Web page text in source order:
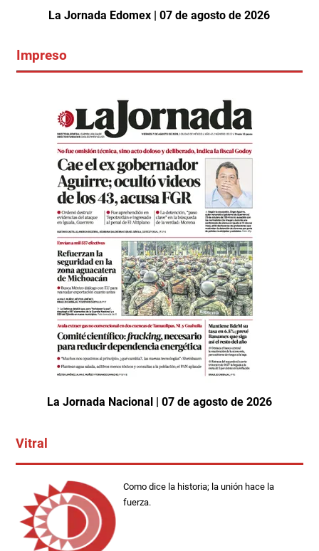
La Jornada Edomex | 07 de agosto de 2026
Impreso
La Jornada Nacional | 07 de agosto de 2026
Vitral
Como dice la historia; la unión hace la
fuerza.